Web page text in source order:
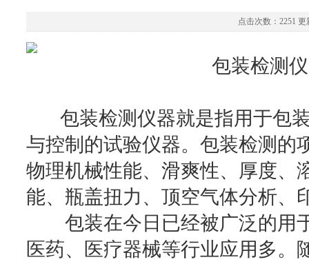
点击次数：2251 更
包装检测
包装检测仪器就是指用于包
与控制的试验仪器。包装检测的
物理机械性能、滑爽性、厚度、
能、瓶盖扭力、顶空气体分析、
包装在今日已经被广泛的用
医药、医疗器械等行业应用多。